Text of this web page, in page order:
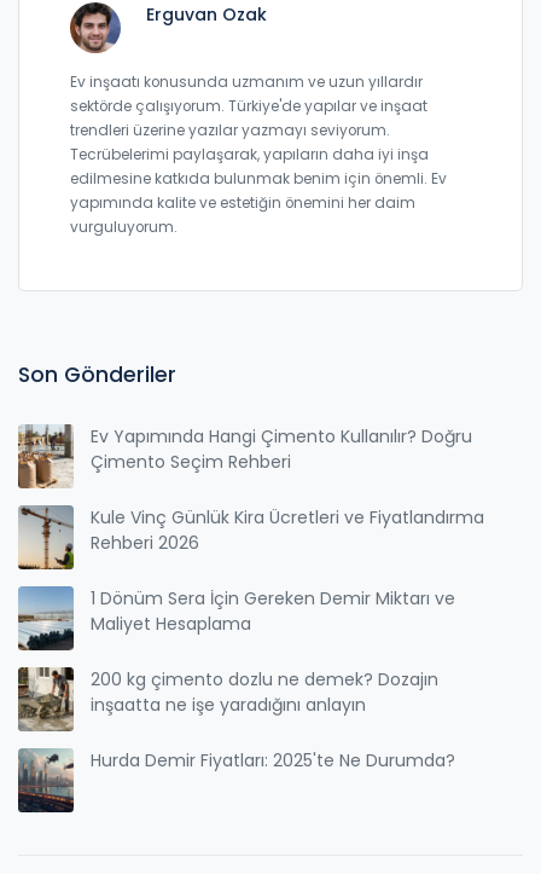
Erguvan Ozak
Ev inşaatı konusunda uzmanım ve uzun yıllardır
sektörde çalışıyorum. Türkiye'de yapılar ve inşaat
trendleri üzerine yazılar yazmayı seviyorum.
Tecrübelerimi paylaşarak, yapıların daha iyi inşa
edilmesine katkıda bulunmak benim için önemli. Ev
yapımında kalite ve estetiğin önemini her daim
vurguluyorum.
Son Gönderiler
Ev Yapımında Hangi Çimento Kullanılır? Doğru
Çimento Seçim Rehberi
Kule Vinç Günlük Kira Ücretleri ve Fiyatlandırma
Rehberi 2026
1 Dönüm Sera İçin Gereken Demir Miktarı ve
Maliyet Hesaplama
200 kg çimento dozlu ne demek? Dozajın
inşaatta ne işe yaradığını anlayın
Hurda Demir Fiyatları: 2025'te Ne Durumda?